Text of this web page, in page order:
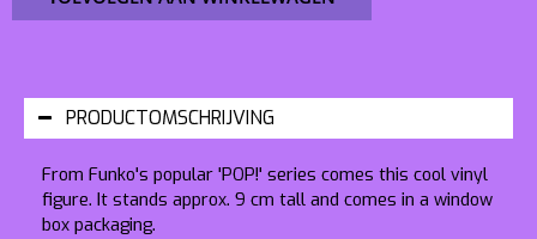
PRODUCTOMSCHRIJVING
From Funko's popular 'POP!' series comes this cool vinyl
figure. It stands approx. 9 cm tall and comes in a window
box packaging.